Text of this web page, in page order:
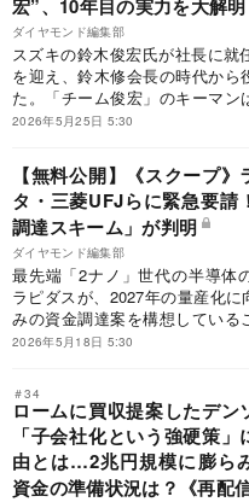
ライヤー幹部ら251人から回答
を基に、日産の問題点を炙り出す
宏”、10年目の実力を大解明
ダイヤモンド編集部
スズキの鈴木俊宏氏が社長に就
を迎え、鈴木修会長の時代から
た。「チーム俊宏」のキーマン
構造を解明し、トヨタ自動車出
2026年5月25日 5:30
【無料公開】《スクープ
タ・三菱UFJらに緊急要請
調達スキーム」が判明
ダイヤモンド編集部
最先端「2ナノ」世代の半導体
ラピダスが、2027年の量産化に
みの資金調達案を構想している
ド編集部の取材で分かった。水
2026年5月18日 5:30
＃34
ロームに買収提案したデン
「子会社化という強硬策
由とは…2兆円規模に膨ら
資金の準備状況は？《再配